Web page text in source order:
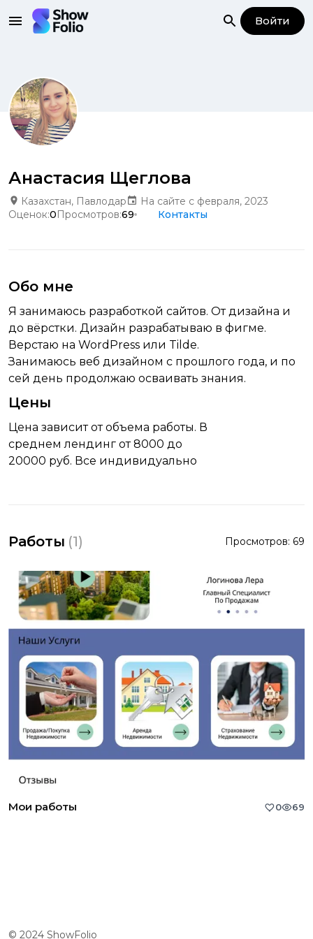
Войти
Анастасия Щеглова
Казахстан, Павлодар
На сайте с февраля, 2023
Оценок:0Просмотров:69 Контакты
Обо мне
Я занимаюсь разработкой сайтов. От дизайна и
до вёрстки. Дизайн разрабатываю в фигме.
Верстаю на WordPress или Tilde.
Занимаюсь веб дизайном с прошлого года, и по
сей день продолжаю осваивать знания.
Цены
Цена зависит от объема работы. В
среднем лендинг от 8000 до
20000 руб. Все индивидуально
Работы (1) Просмотров: 69
Мои работы 0 69
© 2024 ShowFolio